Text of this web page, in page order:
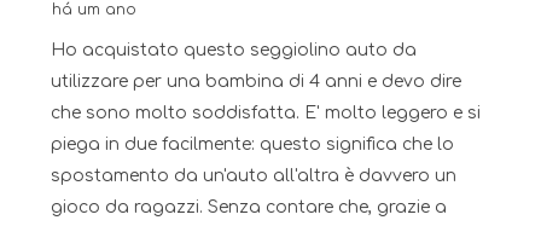
há um ano
Ho acquistato questo seggiolino auto da
utilizzare per una bambina di 4 anni e devo dire
che sono molto soddisfatta. E' molto leggero e si
piega in due facilmente: questo significa che lo
spostamento da un'auto all'altra è davvero un
gioco da ragazzi. Senza contare che, grazie a